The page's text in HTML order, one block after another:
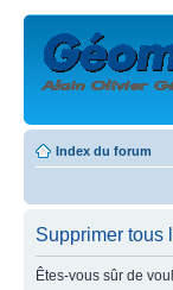
Index du forum
Supprimer tous
Êtes-vous sûr de